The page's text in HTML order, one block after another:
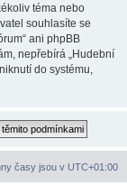
téma nebo
souhlasíte se
ani phpBB
nepřebírá „Hudební
do systému,
časy jsou v UTC+01:00